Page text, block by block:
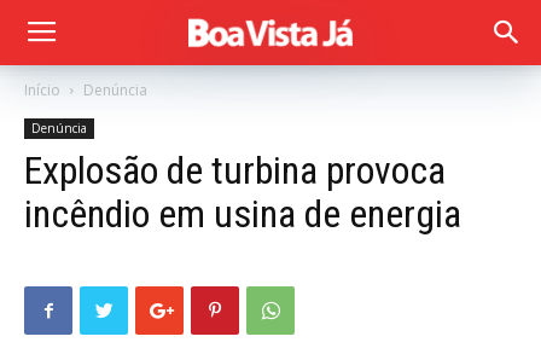
Início Denúncia
Denúncia
Explosão de turbina provoca
incêndio em usina de energia